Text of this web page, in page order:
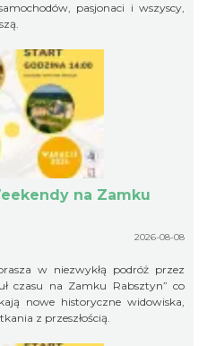
pasjonaci i wszyscy,
na Zamku
2026-08-08
w niezwykłą podróż przez
czasu na Zamku Rabsztyn” co
nowe historyczne widowiska,
z przeszłością.